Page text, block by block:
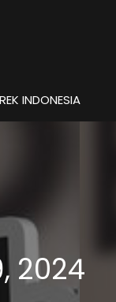
INDONESIA
2024